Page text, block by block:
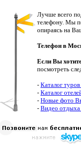
Лучше всего
телефону. Мы
опираясь на
Телефон в
Если Вы
посмотреть
- Каталог
- Каталог
- Новые фото
- Видео отдыха